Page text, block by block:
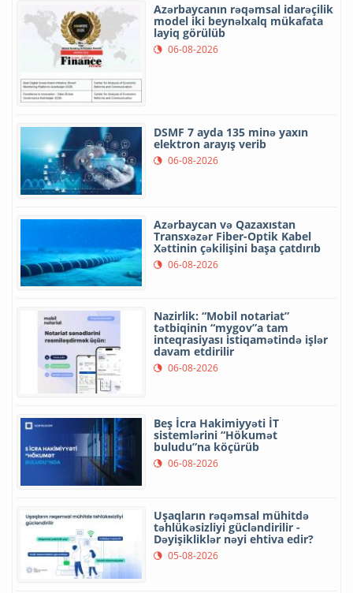
Azərbaycanın rəqəmsal idarəçilik
model iki beynəlxalq mükafata
layiq görülüb
06-08-2026
DSMF 7 ayda 135 minə yaxın
elektron arayış verib
06-08-2026
Azərbaycan və Qazaxıstan
Transxəzər Fiber-Optik Kabel
Xəttinin çəkilişini başa çatdırıb
06-08-2026
Nazirlik: “Mobil notariat”
tətbiqinin “mygov”a tam
inteqrasiyası istiqamətində işlər
davam etdirilir
06-08-2026
Beş İcra Hakimiyyəti İT
sistemlərini “Hökumət
buludu”na köçürüb
06-08-2026
Uşaqların rəqəmsal mühitdə
təhlükəsizliyi gücləndirilir -
Dəyişikliklər nəyi ehtiva edir?
05-08-2026